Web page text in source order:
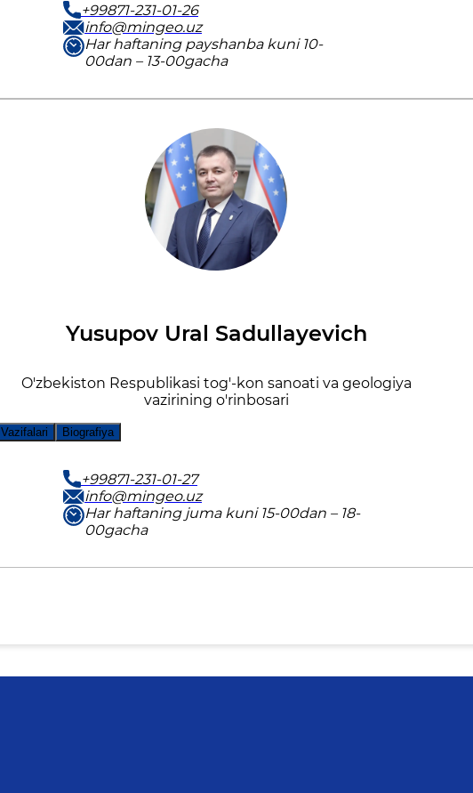
+99871-231-01-26
info@mingeo.uz
Har haftaning payshanba kuni 10-
00dan – 13-00gacha
Yusupov Ural Sadullayevich
O'zbekiston Respublikasi tog'-kon sanoati va geologiya
vazirining o'rinbosari
Vazifalari Biografiya
+99871-231-01-27
info@mingeo.uz
Har haftaning juma kuni 15-00dan – 18-
00gacha